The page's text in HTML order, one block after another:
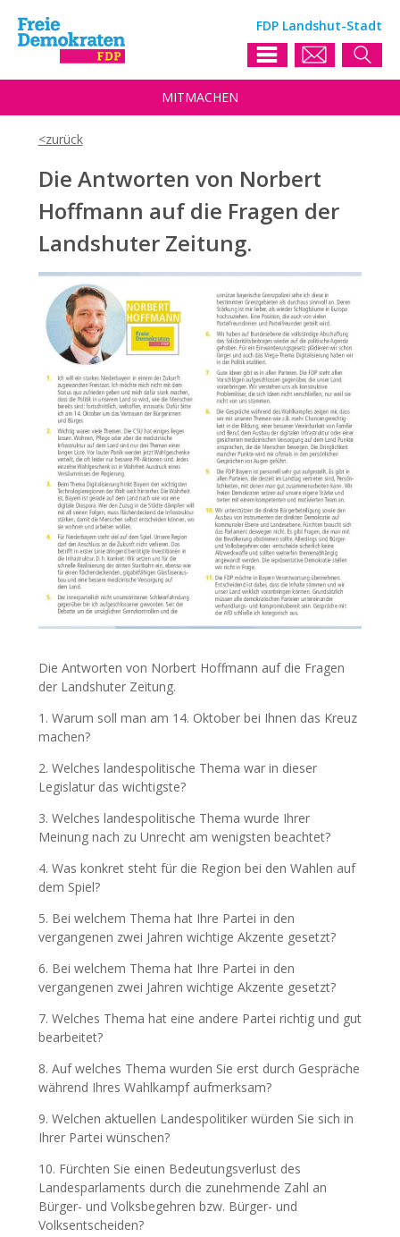
FDP Landshut-Stadt
MITMACHEN
Die Antworten von Norbert
Hoffmann auf die Fragen der
Landshuter Zeitung.
Die Antworten von Norbert Hoffmann auf die Fragen
der Landshuter Zeitung.
1. Warum soll man am 14. Oktober bei Ihnen das Kreuz
machen?
2. Welches landespolitische Thema war in dieser
Legislatur das wichtigste?
3. Welches landespolitische Thema wurde Ihrer
Meinung nach zu Unrecht am wenigsten beachtet?
4. Was konkret steht für die Region bei den Wahlen auf
dem Spiel?
5. Bei welchem Thema hat Ihre Partei in den
vergangenen zwei Jahren wichtige Akzente gesetzt?
6. Bei welchem Thema hat Ihre Partei in den
vergangenen zwei Jahren wichtige Akzente gesetzt?
7. Welches Thema hat eine andere Partei richtig und gut
bearbeitet?
8. Auf welches Thema wurden Sie erst durch Gespräche
während Ihres Wahlkampf aufmerksam?
9. Welchen aktuellen Landespolitiker würden Sie sich in
Ihrer Partei wünschen?
10. Fürchten Sie einen Bedeutungsverlust des
Landesparlaments durch die zunehmende Zahl an
Bürger- und Volksbegehren bzw. Bürger- und
Volksentscheiden?